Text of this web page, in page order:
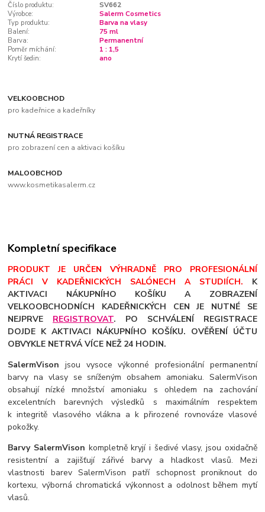
Číslo produktu:
SV662
Výrobce:
Salerm Cosmetics
Typ produktu:
Barva na vlasy
Balení:
75 ml
Barva:
Permanentní
Poměr míchání:
1 : 1,5
Krytí šedin:
ano
VELKOOBCHOD
pro kadeřnice a kadeřníky
NUTNÁ REGISTRACE
pro zobrazení cen a aktivaci košíku
MALOOBCHOD
www.kosmetikasalerm.cz
Kompletní specifikace
PRODUKT JE URČEN VÝHRADNĚ PRO PROFESIONÁLNÍ
PRÁCI V KADEŘNICKÝCH SALÓNECH A STUDIÍCH. K
AKTIVACI NÁKUPNÍHO KOŠÍKU A ZOBRAZENÍ
VELKOOBCHODNÍCH KADEŘNICKÝCH CEN JE NUTNÉ SE
NEJPRVE REGISTROVAT. PO SCHVÁLENÍ REGISTRACE
DOJDE K AKTIVACI NÁKUPNÍHO KOŠÍKU. OVĚŘENÍ ÚČTU
OBVYKLE NETRVÁ VÍCE NEŽ 24 HODIN.
SalermVison jsou vysoce výkonné profesionální permanentní
barvy na vlasy se sníženým obsahem amoniaku. SalermVison
obsahují nízké množství amoniaku s ohledem na zachování
excelentních barevných výsledků s maximálním respektem
k integritě vlasového vlákna a k přirozené rovnováze vlasové
pokožky.
Barvy SalermVison kompletně kryjí i šedivé vlasy, jsou oxidačně
resistentní a zajišťují zářivé barvy a hladkost vlasů. Mezi
vlastnosti barev SalermVison patří schopnost proniknout do
kortexu, výborná chromatická výkonnost a odolnost během mytí
vlasů.